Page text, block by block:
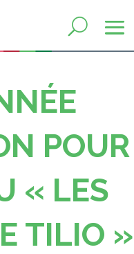
POUR
« LES
TILIO »